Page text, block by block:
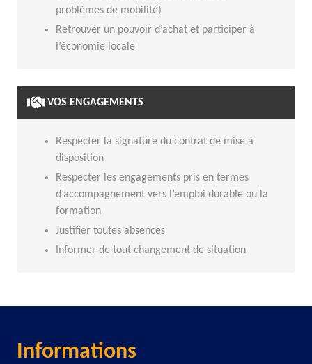
problèmes de mobilité)
Retrouver un pouvoir d’achat et participer à
l’économie locale
VOS ENGAGEMENTS
Respecter la signature du contrat de mise à
disposition
Respecter les engagements pris en termes
d’accompagnement vers l’emploi durable ou la
formation
Justifier toutes absences
Informer de tout changement de situation
Informations